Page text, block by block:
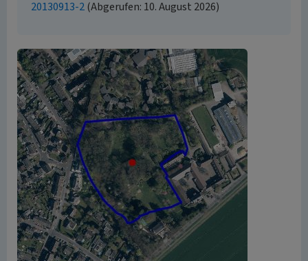
20130913-2(Abgerufen: 10. August 2026)